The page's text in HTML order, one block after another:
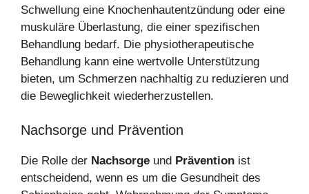
Schwellung eine Knochenhautentzündung oder eine
muskuläre Überlastung, die einer spezifischen
Behandlung bedarf. Die physiotherapeutische
Behandlung kann eine wertvolle Unterstützung
bieten, um Schmerzen nachhaltig zu reduzieren und
die Beweglichkeit wiederherzustellen.
Nachsorge und Prävention
Die Rolle der Nachsorge und Prävention ist
entscheidend, wenn es um die Gesundheit des